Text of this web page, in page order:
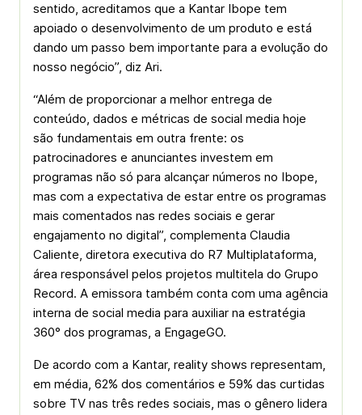
sentido, acreditamos que a Kantar Ibope tem
apoiado o desenvolvimento de um produto e está
dando um passo bem importante para a evolução do
nosso negócio”, diz Ari.
“Além de proporcionar a melhor entrega de
conteúdo, dados e métricas de social media hoje
são fundamentais em outra frente: os
patrocinadores e anunciantes investem em
programas não só para alcançar números no Ibope,
mas com a expectativa de estar entre os programas
mais comentados nas redes sociais e gerar
engajamento no digital”, complementa Claudia
Caliente, diretora executiva do R7 Multiplataforma,
área responsável pelos projetos multitela do Grupo
Record. A emissora também conta com uma agência
interna de social media para auxiliar na estratégia
360° dos programas, a EngageGO.
De acordo com a Kantar, reality shows representam,
em média, 62% dos comentários e 59% das curtidas
sobre TV nas três redes sociais, mas o gênero lidera